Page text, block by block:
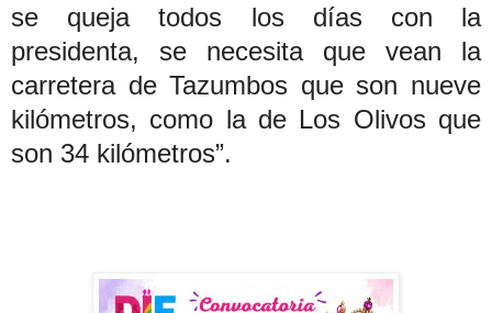
se queja todos los días con la
presidenta, se necesita que vean la
carretera de Tazumbos que son nueve
kilómetros, como la de Los Olivos que
son 34 kilómetros”.